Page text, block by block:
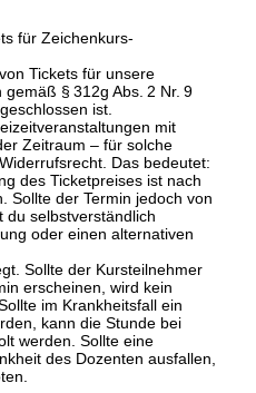
für Zeichenkurs-
Tickets für unsere
§ 312g Abs. 2 Nr. 9
ist.
mit
Zeitraum – für solche
Das bedeutet:
des Ticketpreises ist nach
Sollte der Termin jedoch von
du selbstverständlich
oder einen alternativen
Sollte der Kursteilnehmer
erscheinen, wird kein
im Krankheitsfall ein
kann die Stunde bei
werden. Sollte eine
des Dozenten ausfallen,